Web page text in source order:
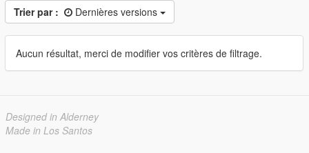
Trier par : Dernières versions
Aucun résultat, merci de modifier vos critères de filtrage.
Designed in Alderney
Made in Los Santos